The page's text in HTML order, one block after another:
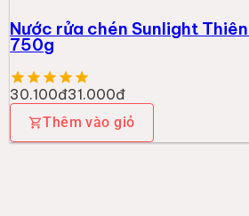
Nước rửa chén Sunlight
750g
30.100đ31.000đ
Thêm vào giỏ